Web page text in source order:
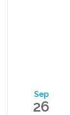
Sep
26